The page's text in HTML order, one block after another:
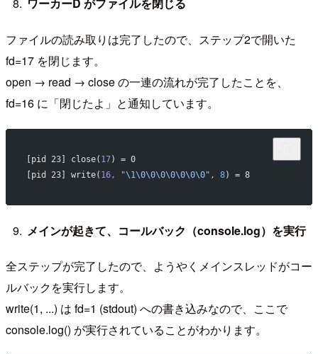
ワーカーD がファイルを閉じる
ファイルの読み取りは完了したので、ステップ2で開いた
fd=17 を閉じます。
open → read → close の一連の流れが完了したことを、
fd=16 に「閉じたよ」と通知しています。
[pid 23] close( 17) =
[pid 23] write( 16, "\1\0\0\0\0\0\0\0", 8) =
メインが起きて、コールバック（console.log）を実行
全ステップが完了したので、ようやくメインスレッドがコー
ルバックを実行します。
write(1, ...) は fd=1 (stdout) への書き込みなので、ここで
console.log() が実行されていることがわかります。